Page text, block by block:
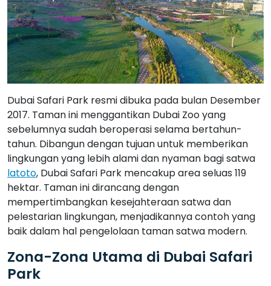
Dubai Safari Park resmi dibuka pada bulan Desember
2017. Taman ini menggantikan Dubai Zoo yang
sebelumnya sudah beroperasi selama bertahun-
tahun. Dibangun dengan tujuan untuk memberikan
lingkungan yang lebih alami dan nyaman bagi satwa
latoto, Dubai Safari Park mencakup area seluas 119
hektar. Taman ini dirancang dengan
mempertimbangkan kesejahteraan satwa dan
pelestarian lingkungan, menjadikannya contoh yang
baik dalam hal pengelolaan taman satwa modern.
Zona-Zona Utama di Dubai Safari
Park